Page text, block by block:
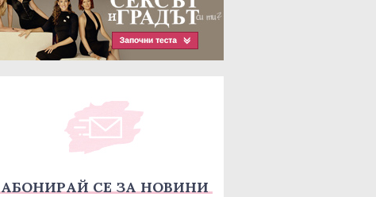
АБОНИРАЙ СЕ ЗА НОВИНИ